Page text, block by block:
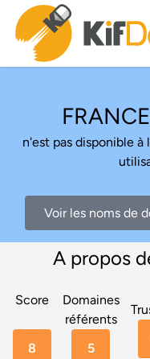
n'est pas disponible à
Voir les noms de
A propos
Score
8
Domaines
référents
5